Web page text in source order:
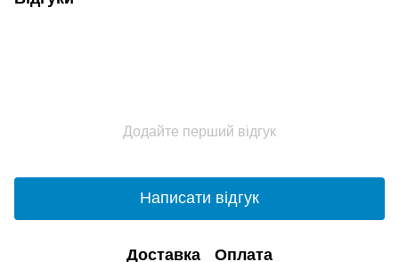
Додайте перший відгук
Написати відгук
Доставка Оплата